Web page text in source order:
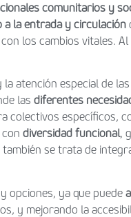
comunitarios y
a la entrada y circulación
los cambios vitales. Al
la atención especial de
las diferentes
colectivos específicos,
diversidad funcional,
se trata de
opciones, ya que puede
y mejorando la